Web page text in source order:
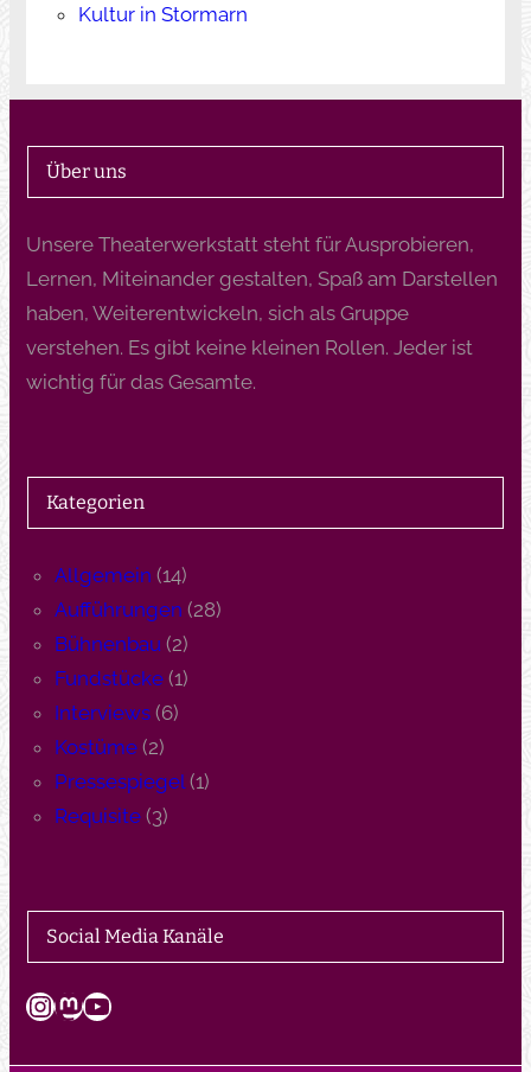
Kultur in Stormarn
Über uns
Unsere Theaterwerkstatt steht für Ausprobieren,
Lernen, Miteinander gestalten, Spaß am Darstellen
haben, Weiterentwickeln, sich als Gruppe
verstehen. Es gibt keine kleinen Rollen. Jeder ist
wichtig für das Gesamte.
Kategorien
Allgemein (14)
Aufführungen (28)
Bühnenbau (2)
Fundstücke(1)
Interviews(6)
Kostüme(2)
Pressespiegel (1)
Requisite(3)
Social Media Kanäle
InstagramMastodon YouTube